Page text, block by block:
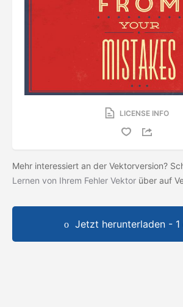
LICENSE INFO
Mehr interessiert an der Vektorversion?
Lernen von Ihrem Fehler Vektor über auf
Jetzt herunterladen -